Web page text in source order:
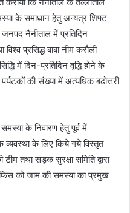
के समाधान हेतु अन्यत्र शिफ्ट
नैनीताल में प्रतिदिन
प्रसिद्ध बाबा नीम करौली
में दिन-प्रतिदिन वृद्धि होने के
की संख्या में अत्यधिक बढोत्तरी
के निवारण हेतु पूर्व में
व्यवस्था के लिए किये गये विस्तृत
तथा सड़क सुरक्षा समिति द्वारा
को जाम की समस्या का प्रमुख